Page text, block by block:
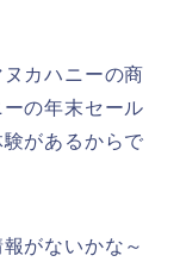
カハニーの商
の年末セール
があるからで
がないかな～